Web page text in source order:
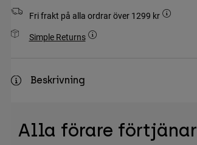
Fri frakt på alla ordrar över 1299 kr
Simple Returns
Beskrivning
Alla förare förtjänar